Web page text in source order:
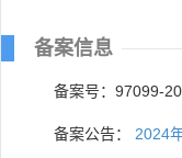
备案信息
备案号：97099-
备案公告： 2024